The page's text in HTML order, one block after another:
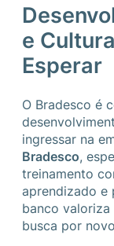
e
Esperar
O Bradesco é
ingressar na
Bradesco,
treinamento
aprendizado e
banco valoriza
busca por